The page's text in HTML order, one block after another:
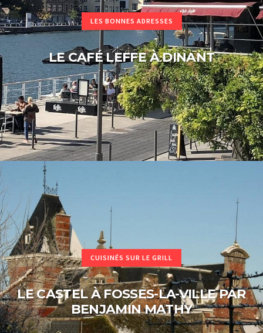
LES BONNES ADRESSES
LE CAFÉ LEFFE À DINANT
CUISINÉS SUR LE GRILL
LE CASTEL À FOSSES-LA-VILLE PAR
BENJAMIN MATHY